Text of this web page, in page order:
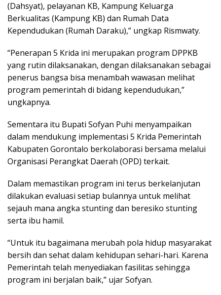
(Dahsyat), pelayanan KB, Kampung Keluarga
Berkualitas (Kampung KB) dan Rumah Data
Kependudukan (Rumah Daraku),” ungkap Rismwaty.
“Penerapan 5 Krida ini merupakan program DPPKB
yang rutin dilaksanakan, dengan dilaksanakan sebagai
penerus bangsa bisa menambah wawasan melihat
program pemerintah di bidang kependudukan,”
ungkapnya.
Sementara itu Bupati Sofyan Puhi menyampaikan
dalam mendukung implementasi 5 Krida Pemerintah
Kabupaten Gorontalo berkolaborasi bersama melalui
Organisasi Perangkat Daerah (OPD) terkait.
Dalam memastikan program ini terus berkelanjutan
dilakukan evaluasi setiap bulannya untuk melihat
sejauh mana angka stunting dan beresiko stunting
serta ibu hamil.
“Untuk itu bagaimana merubah pola hidup masyarakat
bersih dan sehat dalam kehidupan sehari-hari. Karena
Pemerintah telah menyediakan fasilitas sehingga
program ini berjalan baik,” ujar Sofyan.